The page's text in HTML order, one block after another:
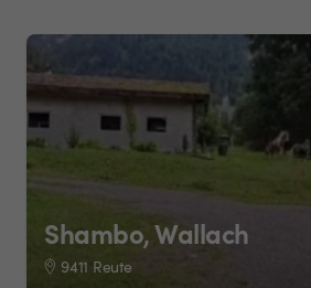
Shambo, Wallach
9411 Reute